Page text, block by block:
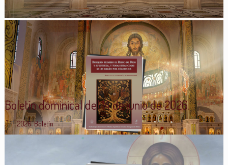
Boletín dominical del 14 de junio de 2026.
2026,Boletín